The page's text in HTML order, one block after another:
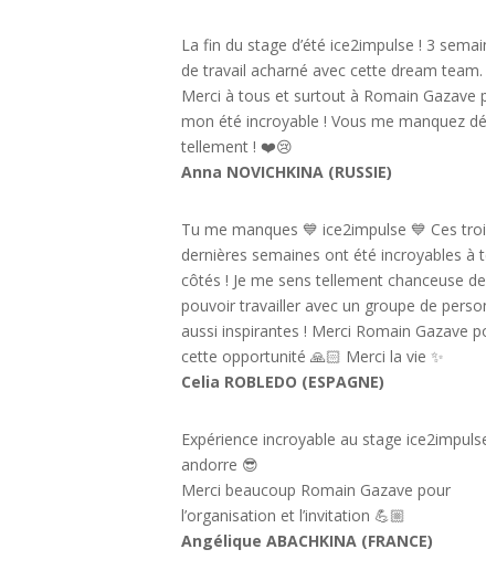
La fin du stage d’été ice2impulse ! 3
de travail acharné avec cette dream team.
Merci à tous et surtout à Romain Gazave
mon été incroyable ! Vous me manquez
tellement ! ❤️😢
Anna NOVICHKINA (RUSSIE)
Tu me manques 💙 ice2impulse 💙 Ces
dernières semaines ont été incroyables à
côtés ! Je me sens tellement chanceuse de
pouvoir travailler avec un groupe de
aussi inspirantes ! Merci Romain Gazave
cette opportunité 🙏🏻 Merci la vie ✨
Celia ROBLEDO (ESPAGNE)
Expérience incroyable au stage
andorre 😎
Merci beaucoup Romain Gazave pour
l’organisation et l’invitation 💪🏼
Angélique ABACHKINA (FRANCE)